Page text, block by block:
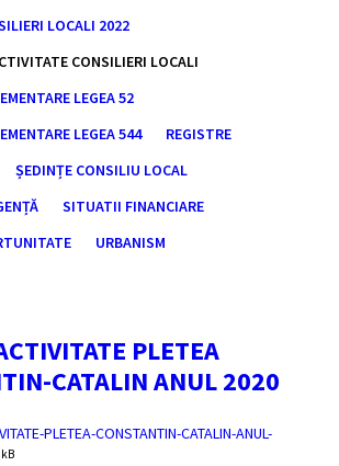
LOCALI 2022
CONSILIERI LOCALI
LEGEA 52
LEGEA 544
REGISTRE
ȘEDINȚE CONSILIU LOCAL
SITUATII FINANCIARE
URBANISM
PLETEA
CATALIN ANUL 2020
PLETEA-CONSTANTIN-CATALIN-ANUL-